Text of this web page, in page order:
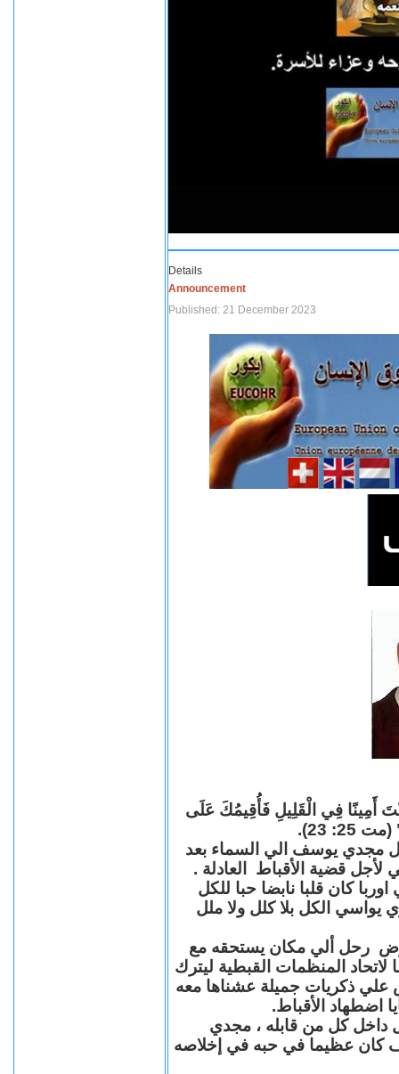
Details
Announcement
Published: 21 December 2023
أَمِينًا فِي الْقَلِيلِ فَأُقِيمُكَ عَلَى
23).
مجدي يوسف الي السماء بعد
قضية الأقباط العادلة .
كان قلبا نابضا حبا للكل
يواسي الكل بلا كلل ولا ملل
رحل ألي مكان يستحقه مع
المنظمات القبطية ليترك
علي ذكريات جميلة عشناها معه
اضطهاد الأقباط.
داخل كل من قابله ، مجدي
عظيما في حبه في إخلاصه